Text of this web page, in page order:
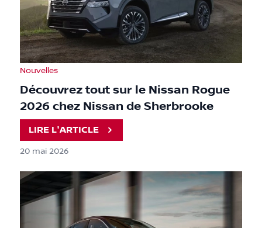
Nouvelles
Découvrez tout sur le Nissan Rogue
2026 chez Nissan de Sherbrooke
LIRE L'ARTICLE
20 mai 2026